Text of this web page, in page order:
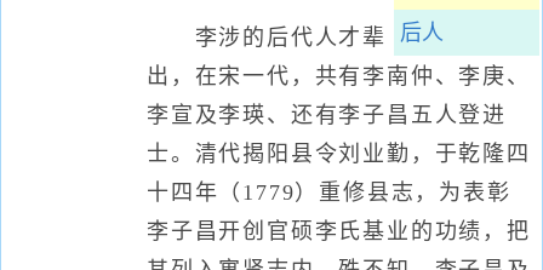
后人
李涉的后代人才辈
出，在宋一代，共有李南仲、李庚、
李宣及李瑛、还有李子昌五人登进
士。清代揭阳县令刘业勤，于乾隆四
十四年（1779）重修县志，为表彰
李子昌开创官硕李氏基业的功绩，把